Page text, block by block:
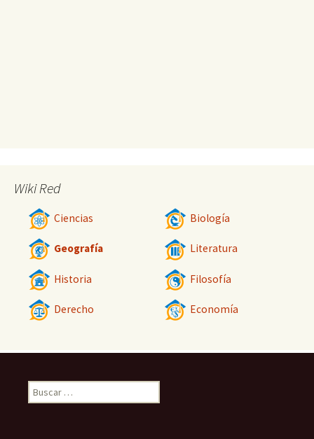
Wiki Red
Ciencias Biología
Geografía Literatura
Historia Filosofía
Derecho Economía
Buscar: